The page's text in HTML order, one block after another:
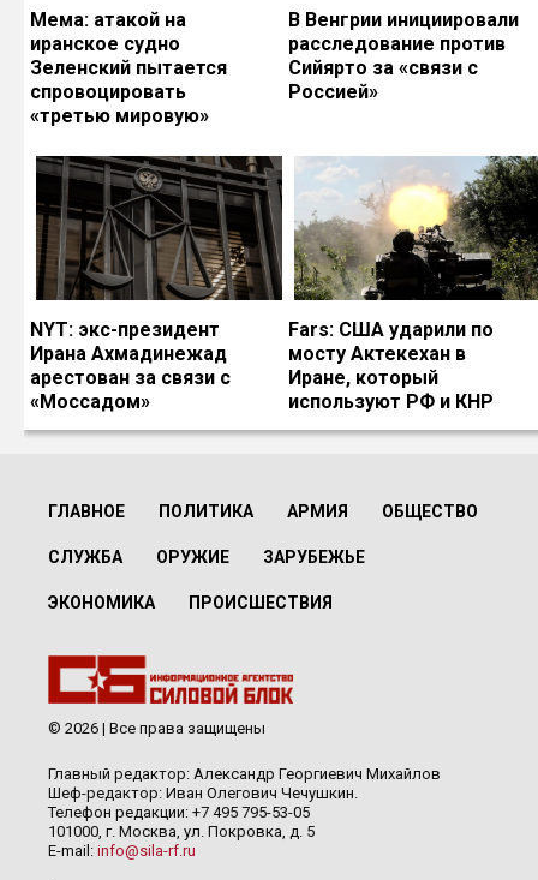
Мема: атакой на
иранское судно
Зеленский пытается
спровоцировать
«третью мировую»
В Венгрии инициировали
расследование против
Сийярто за «связи с
Россией»
NYT: экс-президент
Ирана Ахмадинежад
арестован за связи с
«Моссадом»
Fars: США ударили по
мосту Актекехан в
Иране, который
используют РФ и КНР
ГЛАВНОЕ ПОЛИТИКА АРМИЯ ОБЩЕСТВО
СЛУЖБА ОРУЖИЕ ЗАРУБЕЖЬЕ
ЭКОНОМИКА ПРОИСШЕСТВИЯ
© 2026 | Все права защищены
Главный редактор: Александр Георгиевич Михайлов
Шеф-редактор: Иван Олегович Чечушкин.
Телефон редакции: +7 495 795-53-05
101000, г. Москва, ул. Покровка, д. 5
E-mail: info@sila-rf.ru